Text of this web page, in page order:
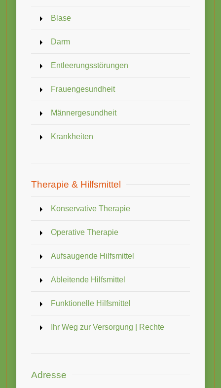
Blase
Darm
Entleerungsstörungen
Frauengesundheit
Männergesundheit
Krankheiten
Therapie & Hilfsmittel
Konservative Therapie
Operative Therapie
Aufsaugende Hilfsmittel
Ableitende Hilfsmittel
Funktionelle Hilfsmittel
Ihr Weg zur Versorgung | Rechte
Adresse